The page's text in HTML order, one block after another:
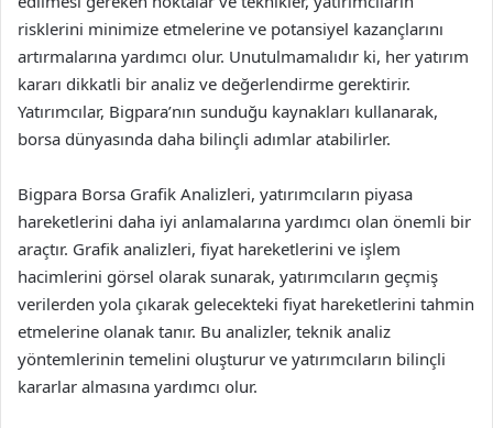
risklerini minimize etmelerine ve potansiyel kazançlarını
artırmalarına yardımcı olur. Unutulmamalıdır ki, her yatırım
kararı dikkatli bir analiz ve değerlendirme gerektirir.
Yatırımcılar, Bigpara’nın sunduğu kaynakları kullanarak,
borsa dünyasında daha bilinçli adımlar atabilirler.
Bigpara Borsa Grafik Analizleri, yatırımcıların piyasa
hareketlerini daha iyi anlamalarına yardımcı olan önemli bir
araçtır. Grafik analizleri, fiyat hareketlerini ve işlem
hacimlerini görsel olarak sunarak, yatırımcıların geçmiş
verilerden yola çıkarak gelecekteki fiyat hareketlerini tahmin
etmelerine olanak tanır. Bu analizler, teknik analiz
yöntemlerinin temelini oluşturur ve yatırımcıların bilinçli
kararlar almasına yardımcı olur.